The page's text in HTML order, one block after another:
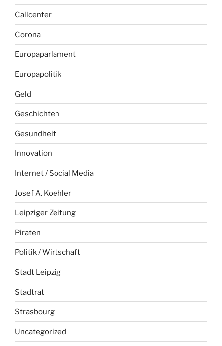
Callcenter
Corona
Europaparlament
Europapolitik
Geld
Geschichten
Gesundheit
Innovation
Internet / Social Media
Josef A. Koehler
Leipziger Zeitung
Piraten
Politik / Wirtschaft
Stadt Leipzig
Stadtrat
Strasbourg
Uncategorized